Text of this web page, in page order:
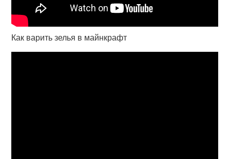
Как варить зелья в майнкрафт